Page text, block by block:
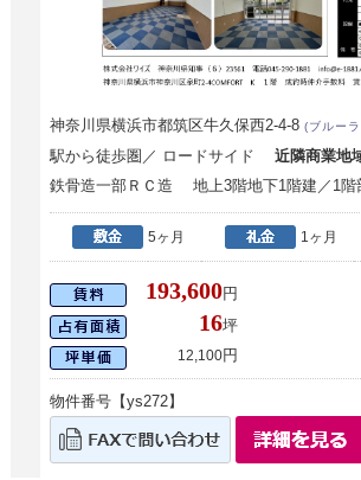
神奈川県横浜市都筑区牛久保西2-4-8(ブルー
駅から徒歩圏／ ロードサイド近隣商業地
鉄骨造一部ＲＣ造 地上3階地下1階建／1階
5ヶ月 1ヶ月
193,600円
16坪
12,100円
物件番号【ys272】